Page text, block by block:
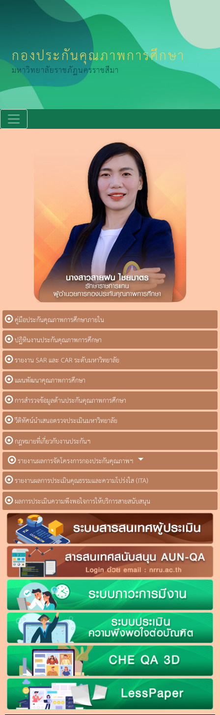
กองประกันคุณภาพการศึกษา
มหาวิทยาลัยราชภัฏนครราชสีมา
คู่มือประกันคุณภาพการศึกษาภายใน
ปฏิทินงานประกันคุณภาพการศึกษา
รายงาน SAR และ CAR ระดับมหาวิทยาลัย
แผนพัฒนาคุณภาพการศึกษา
การสำรวจข้อมูลด้านประกันคุณภาพการศึกษา
วีดิทัศน์นำเสนอตรวจประเมินมหาวิทยาลัย
กฎหมายที่เกี่ยวกับงานประกันฯ
รายงานผลการจัดโครงการกองประกันคุณภาพฯ
รายงานผลการประเมินคุณธรรมและความโปร่งใส (ITA)
ผลการประเมินความพึงพอใจการให้บริการสายสนับสนุน